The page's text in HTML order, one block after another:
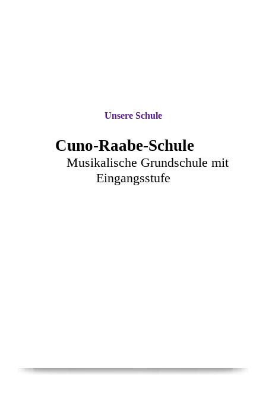
Cuno-Raabe-Schule
Musikalische Grundschule mit
Eingangsstufe
Unsere Schule